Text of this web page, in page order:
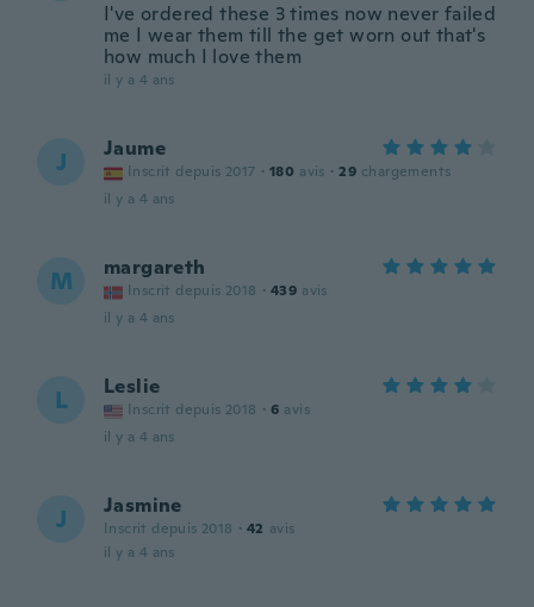
I've ordered these 3 times now never failed
me I wear them till the get worn out that's
how much I love them
il y a 4 ans
J Jaume
Inscrit depuis 2017 · 180 avis · 29 chargements
il y a 4 ans
M margareth
Inscrit depuis 2018 · 439 avis
il y a 4 ans
L Leslie
Inscrit depuis 2018 · 6 avis
il y a 4 ans
J Jasmine
Inscrit depuis 2018 · 42 avis
il y a 4 ans